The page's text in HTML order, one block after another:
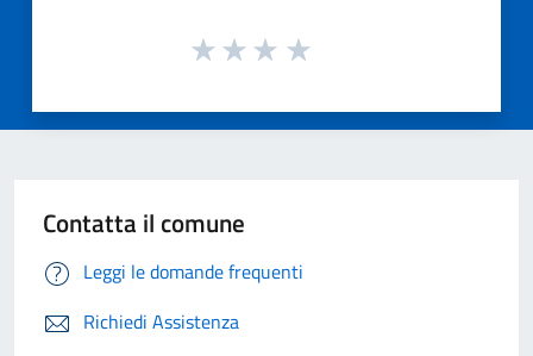
Contatta il comune
Leggi le domande frequenti
Richiedi Assistenza